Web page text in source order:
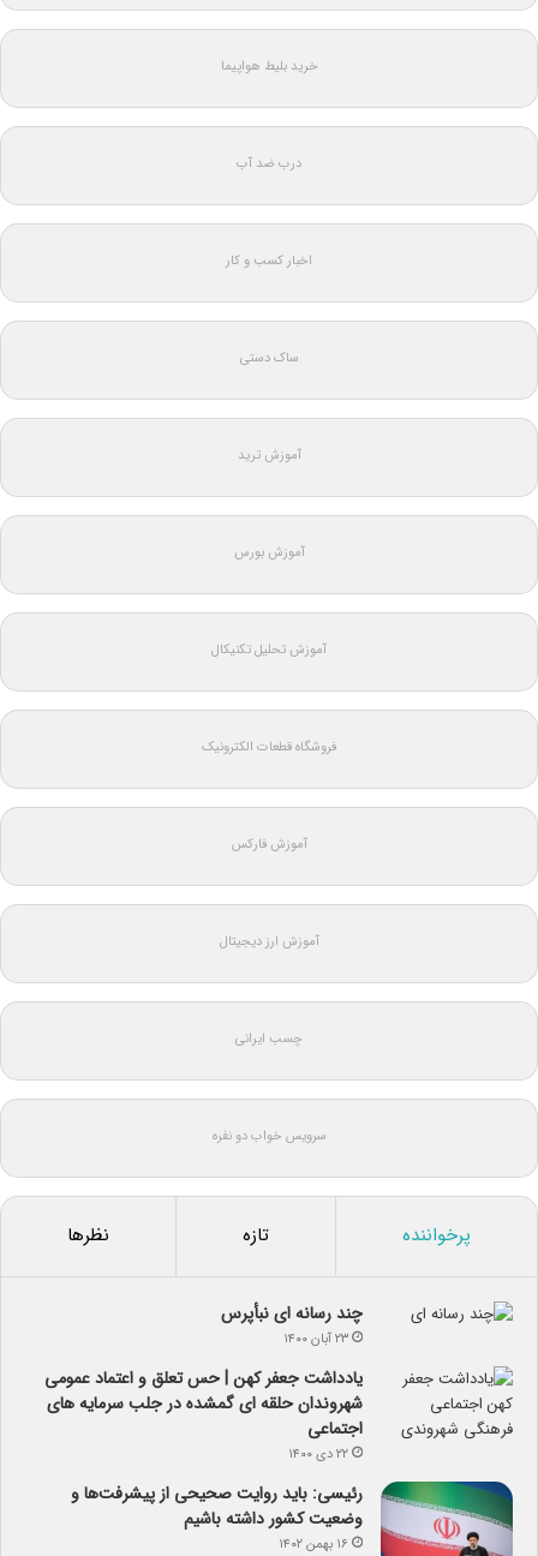
خرید بلیط هواپیما
درب ضد آب
اخبار کسب و کار
ساک دستی
آموزش ترید
آموزش بورس
آموزش تحلیل تکنیکال
فروشگاه قطعات الکترونیک
آموزش فارکس
آموزش ارز دیجیتال
چسب ایرانی
سرویس خواب دو نفره
پرخواننده تازه نظرها
چند رسانه ای نبأپرس
۲۳ آبان ۱۴۰۰
یادداشت جعفر کهن | حس تعلق و اعتماد عمومی
شهروندان حلقه ای گمشده در جلب سرمایه های
اجتماعی
۲۲ دی ۱۴۰۰
رئیسی: باید روایت صحیحی از پیشرفت‌ها و
وضعیت کشور داشته باشیم
۱۶ بهمن ۱۴۰۲